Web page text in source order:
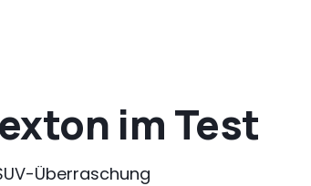
im Test
Überraschung